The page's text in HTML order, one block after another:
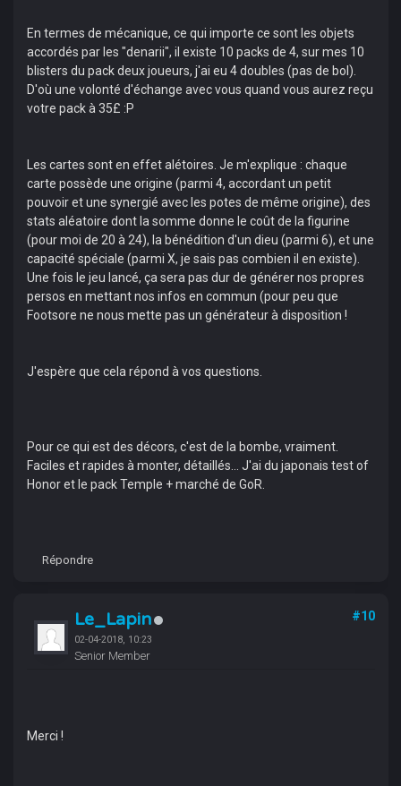
En termes de mécanique, ce qui importe ce sont les objets
accordés par les "denarii", il existe 10 packs de 4, sur mes 10
blisters du pack deux joueurs, j'ai eu 4 doubles (pas de bol).
D'où une volonté d'échange avec vous quand vous aurez reçu
votre pack à 35£ :P
Les cartes sont en effet alétoires. Je m'explique : chaque
carte possède une origine (parmi 4, accordant un petit
pouvoir et une synergié avec les potes de même origine), des
stats aléatoire dont la somme donne le coût de la figurine
(pour moi de 20 à 24), la bénédition d'un dieu (parmi 6), et une
capacité spéciale (parmi X, je sais pas combien il en existe).
Une fois le jeu lancé, ça sera pas dur de générer nos propres
persos en mettant nos infos en commun (pour peu que
Footsore ne nous mette pas un générateur à disposition !
J'espère que cela répond à vos questions.
Pour ce qui est des décors, c'est de la bombe, vraiment.
Faciles et rapides à monter, détaillés... J'ai du japonais test of
Honor et le pack Temple + marché de GoR.
Répondre
Le_Lapin
02-04-2018, 10:23
Senior Member
#10
Merci !